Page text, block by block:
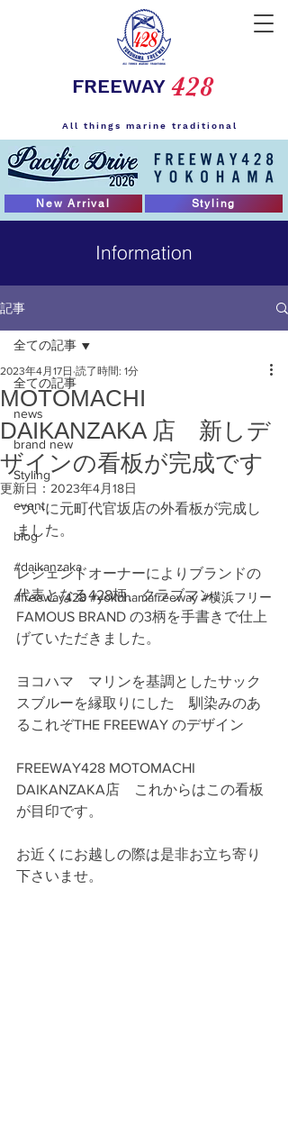
FREEWAY
All things marine traditional
428
New Arrival Styling
Information
記事
全ての記事
news
brand new
Styling
event
blog
#daikanzaka
#freeway428 #yokohamafreeway #横浜フリー
全ての記事
MOTOMACHI
DAIKANZAKA 店 新しデ
ザインの看板が完成です
2023年4月17日 読了時間: 1分
更新日： 2023年4月18日
ついに元町代官坂店の外看板が完成し
ました。
レジェンドオーナーによりブランドの
代表となる428柄、クラブマン、
FAMOUS BRAND の3柄を手書きで仕上
げていただきました。
ヨコハマ　マリンを基調としたサック
スブルーを縁取りにした　馴染みのあ
るこれぞTHE FREEWAY のデザイン
FREEWAY428 MOTOMACHI
DAIKANZAKA店　これからはこの看板
が目印です。
お近くにお越しの際は是非お立ち寄り
下さいませ。